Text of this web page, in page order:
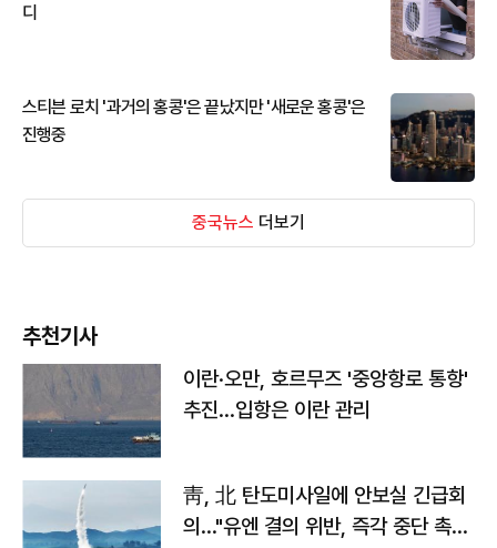
디
스티븐 로치 '과거의 홍콩'은 끝났지만 '새로운 홍콩'은
진행중
중국뉴스 더보기
추천기사
이란·오만, 호르무즈 '중앙항로 통항'
추진…입항은 이란 관리
靑, 北 탄도미사일에 안보실 긴급회
의…"유엔 결의 위반, 즉각 중단 촉